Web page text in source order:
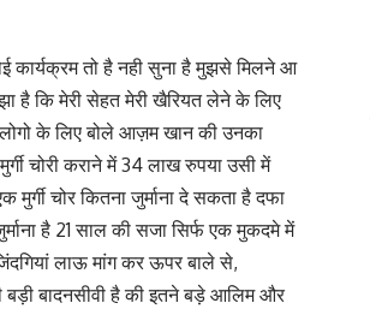
तो है नही सुना है मुझसे मिलने आ
है कि मेरी सेहत मेरी खैरियत लेने के लिए
के लिए बोले आज़म खान की उनका
चोरी कराने में 34 लाख रुपया उसी में
चोर कितना जुर्माना दे सकता है दफा
है 21 साल की सजा सिर्फ एक मुकदमे में
लाऊ मांग कर ऊपर बाले से,
बड़ी बादनसीवी है की इतने बड़े आलिम और